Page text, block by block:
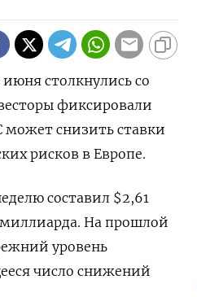
столкнулись со
фиксировали
снизить ставки
рисков в Европе.
составил $2,61
миллиарда. На прошлой
уровень
число снижений